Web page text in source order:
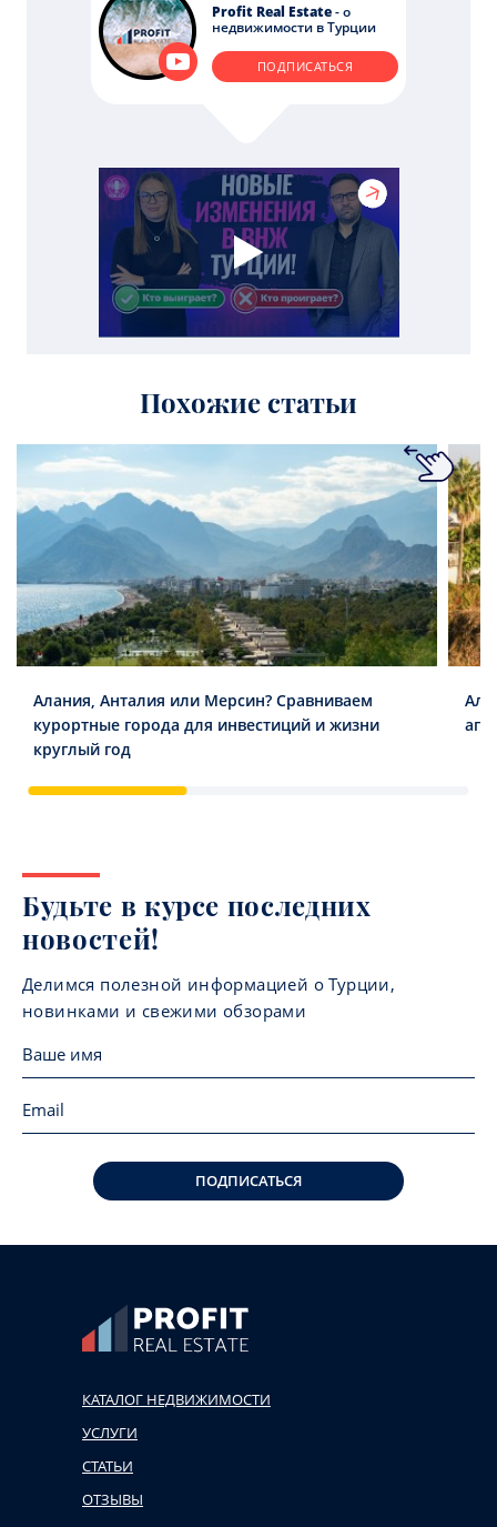
Profit Real Estate- о
недвижимости в Турции
ПОДПИСАТЬСЯ
Похожие статьи
Алания, Анталия или Мерсин? Сравниваем
курортные города для инвестиций и жизни
круглый год
Будьте в курсе последних
новостей!
Делимся полезной информацией о Турции,
новинками и свежими обзорами
ПОДПИСАТЬСЯ
КАТАЛОГ НЕДВИЖИМОСТИ
УСЛУГИ
СТАТЬИ
ОТЗЫВЫ